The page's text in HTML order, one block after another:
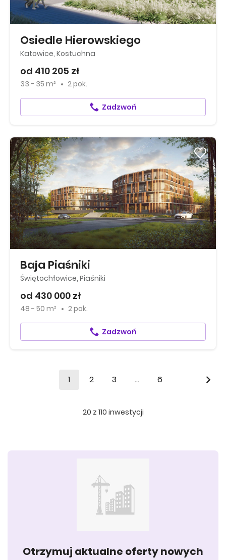
Osiedle Hierowskiego
Katowice, Kostuchna
od 410 205 zł
33 - 35 m² 2 pok.
Zadzwoń
Baja Piaśniki
Świętochłowice, Piaśniki
od 430 000 zł
48 - 50 m² 2 pok.
Zadzwoń
1 2 3 ... 6
20 z 110 inwestycji
Otrzymuj aktualne oferty nowych